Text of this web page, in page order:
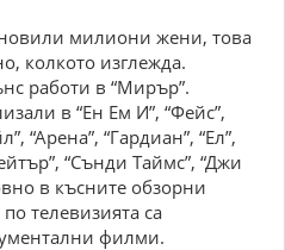
милиони жени, това
колкото изглежда.
работи в “Мирър”.
в “Ен Ем И”, “Фейс”,
“Арена”, “Гардиан”, “Ел”,
“Сънди Таймс”, “Джи
в късните обзорни
телевизията са
филми.